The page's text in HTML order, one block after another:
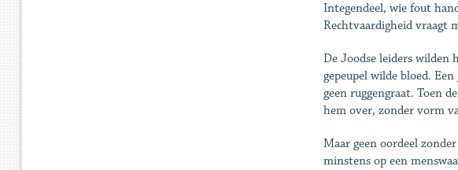
Integendeel, wie fout
Rechtvaardigheid vraagt
De Joodse leiders wilden
gepeupel wilde bloed.
geen ruggengraat. Toen
hem over, zonder vorm
Maar geen oordeel
minstens op een